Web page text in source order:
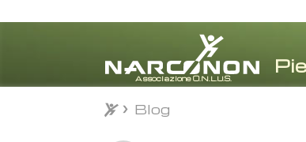
Blog
Blog